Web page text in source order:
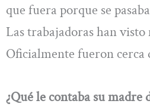
que fuera porque se
Las trabajadoras han visto
Oficialmente fueron cerca
¿Qué le contaba su